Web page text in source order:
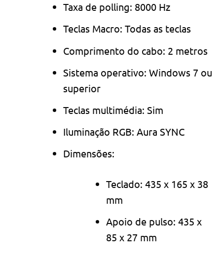
Taxa de polling: 8000 Hz
Teclas Macro: Todas as teclas
Comprimento do cabo: 2 metros
Sistema operativo: Windows 7 ou
superior
Teclas multimédia: Sim
Iluminação RGB: Aura SYNC
Dimensões:
Teclado: 435 x 165 x 38
mm
Apoio de pulso: 435 x
85 x 27 mm